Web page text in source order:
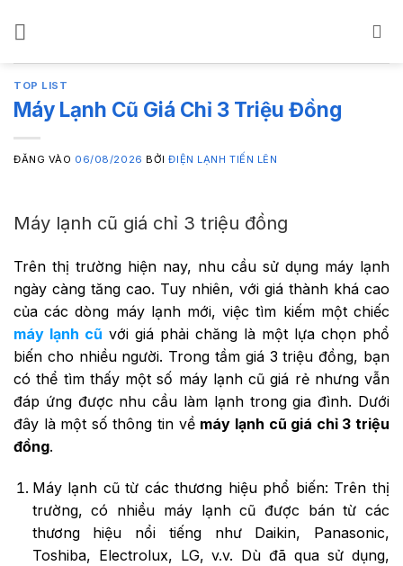
dungTOP LIST
Máy Lạnh Cũ Giá Chỉ 3 Triệu Đồng
ĐĂNG VÀO 06/08/2026 BỞIĐIỆN LẠNH TIẾN LÊN
Máy lạnh cũ giá chỉ 3 triệu đồng
Trên thị trường hiện nay, nhu cầu sử dụng máy lạnh
ngày càng tăng cao. Tuy nhiên, với giá thành khá cao
của các dòng máy lạnh mới, việc tìm kiếm một chiếc
máy lạnh cũ với giá phải chăng là một lựa chọn phổ
biến cho nhiều người. Trong tầm giá 3 triệu đồng, bạn
có thể tìm thấy một số máy lạnh cũ giá rẻ nhưng vẫn
đáp ứng được nhu cầu làm lạnh trong gia đình. Dưới
đây là một số thông tin về máy lạnh cũ giá chỉ 3 triệu
đồng.
Máy lạnh cũ từ các thương hiệu phổ biến: Trên thị
trường, có nhiều máy lạnh cũ được bán từ các
thương hiệu nổi tiếng như Daikin, Panasonic,
Toshiba, Electrolux, LG, v.v. Dù đã qua sử dụng,